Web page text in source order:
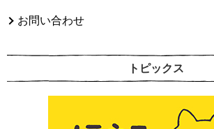
お問い合わせ
トピックス